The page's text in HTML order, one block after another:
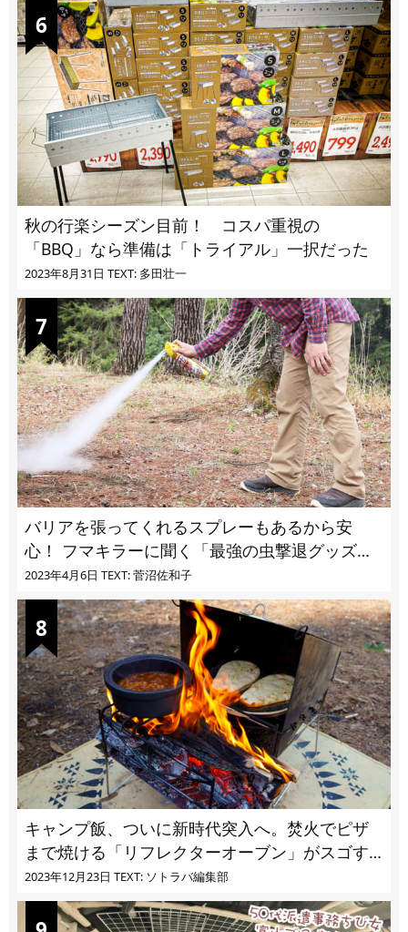
秋の行楽シーズン目前！ コスパ重視の
「BBQ」なら準備は「トライアル」一択だった
2023年8月31日 TEXT: 多田壮一
バリアを張ってくれるスプレーもあるから安
心！ フマキラーに聞く「最強の虫撃退グッズ
vol.4」【キャンプサイトで使う虫よけ】
2023年4月6日 TEXT: 菅沼佐和子
キャンプ飯、ついに新時代突入へ。焚火でピザ
まで焼ける「リフレクターオーブン」がスゴす
ぎる
2023年12月23日 TEXT: ソトラバ編集部